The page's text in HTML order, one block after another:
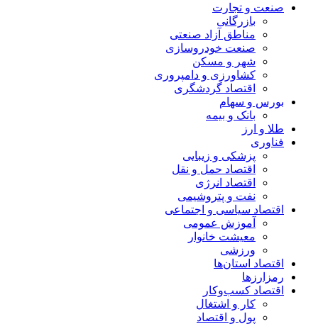
صنعت و تجارت
بازرگانی
مناطق آزاد صنعتی
صنعت خودروسازی
شهر و مسکن
کشاورزی و دامپروری
اقتصاد گردشگری
بورس و سهام
بانک و بیمه
طلا و ارز
فناوری
پزشکی و زیبایی
اقتصاد حمل و نقل
اقتصاد انرژی
نفت و پتروشیمی
اقتصاد سیاسی و اجتماعی
آموزش عمومی
معیشت خانوار
ورزشی
اقتصاد استان‌ها
رمزارزها
اقتصاد کسب‌و‌کار
کار و اشتغال
پول و اقتصاد